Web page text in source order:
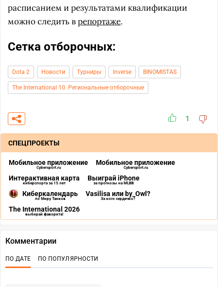
расписанием и результатами квалификации
можно следить врепортаже.
Сетка отборочных:
Dota 2 Новости Турниры Inverse BINOMISTAS
The International 10. Региональные отборочные
1
СПЕЦПРОЕКТЫ
Мобильное приложение
Cybersport.ru
Мобильное приложение
Cybersport.ru
Интерактивная карта
киберспорта за 15 лет
Выиграй iPhone
за прогнозы на MLBB
Киберкалендарь
по Миру Танков
Vasilisa или by_Owl?
За кого сердечко?
The International 2026
выбирай фаворита!
Комментарии
ПО ДАТЕ ПО ПОПУЛЯРНОСТИ